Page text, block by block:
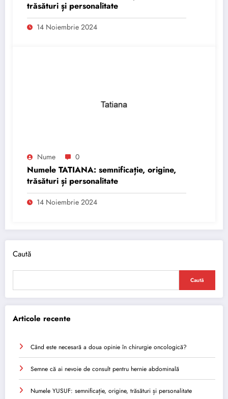
trăsături și personalitate
14 Noiembrie 2024
Nume 0
Numele TATIANA: semnificație, origine,
trăsături și personalitate
14 Noiembrie 2024
Caută
Caută
Articole recente
Când este necesară a doua opinie în chirurgie oncologică?
Semne că ai nevoie de consult pentru hernie abdominală
Numele YUSUF: semnificație, origine, trăsături și personalitate